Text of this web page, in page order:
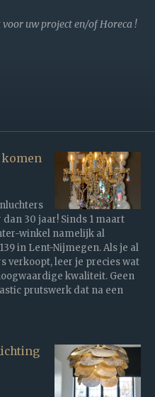
uw project en/of Horeca !
30 jaar! Sinds 1 maart
winkel namelijk al
in Lent-Nijmegen. Als je al
verkoopt, leer je precies wat
kwaliteit. Geen
prutswerk dat na een